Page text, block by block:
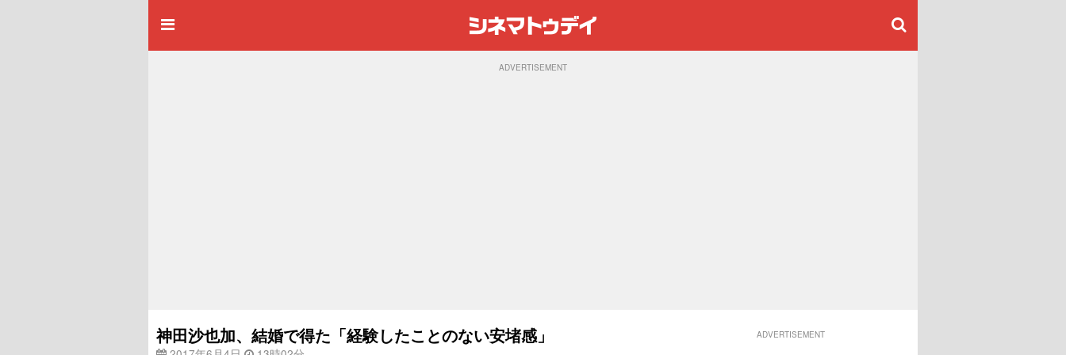
ADVERTISEMENT
神田沙也加、結婚で得た「経験したことのない安堵感」 ADVERTISEMENT